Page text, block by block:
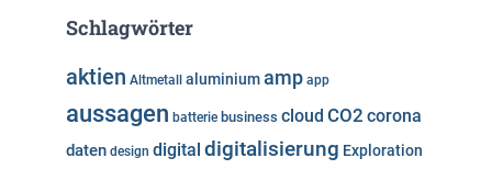
g
r
i
n
Schlagwörter
aktien Altmetall aluminiumamp app
aussagen batterie business cloud CO2 corona
daten design digital digitalisierung Exploration